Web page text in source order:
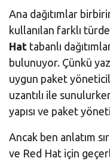
Ana dağıtımlar
kullanılan farklı
Hat tabanlı
bulunuyor. Çünkü
uygun paket
uzantılı ile
yapısı ve paket
Ancak ben anlatım
ve Red Hat için